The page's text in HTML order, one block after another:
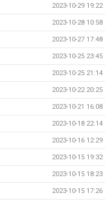
2023-10-29 19:22
2023-10-28 10:58
2023-10-27 17:48
2023-10-25 23:45
2023-10-25 21:14
2023-10-22 20:25
2023-10-21 16:08
2023-10-18 22:14
2023-10-16 12:29
2023-10-15 19:32
2023-10-15 18:23
2023-10-15 17:26